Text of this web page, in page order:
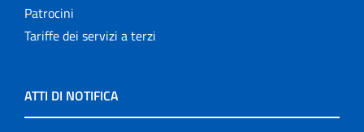
Patrocini
Tariffe dei servizi a terzi
ATTI DI NOTIFICA